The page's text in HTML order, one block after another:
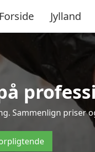
Forside Jylland
Sammenlign priser